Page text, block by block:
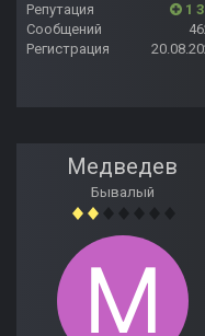
Репутация
1
Сообщений
Регистрация
Медведев
Бывалый